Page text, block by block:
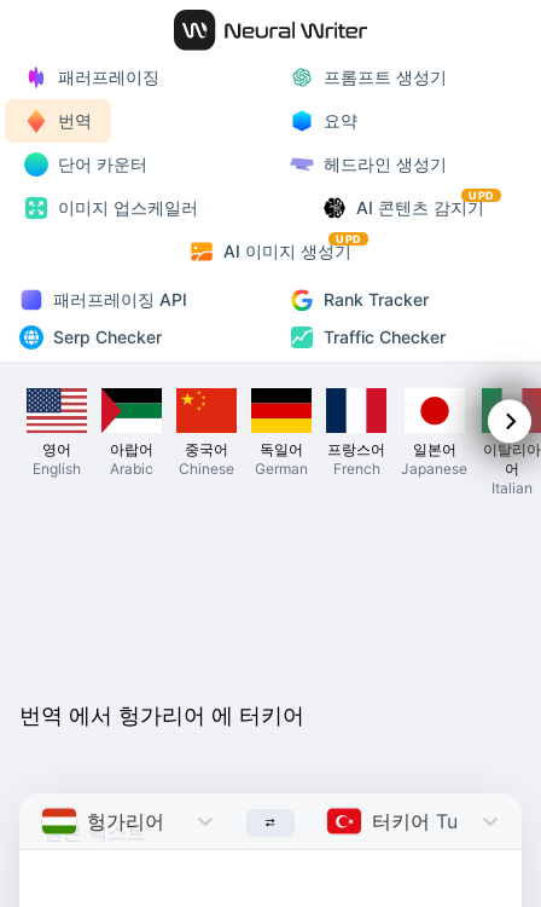
패러프레이징 프롬프트 생성기
번역 요약
단어 카운터 헤드라인 생성기
이미지 업스케일러 AI 콘텐츠 감지기
UPD
AI 이미지 생성기
UPD
패러프레이징 API
Rank Tracker
Serp Checker
Traffic Checker
영어
English
아랍어
Arabic
중국어
Chinese
독일어
German
프랑스어
French
일본어
Japanese
이탈리아
어
Italian
번역 에서 헝가리어 에 터키어
헝가리어 Hungarian 터키어 Turkish